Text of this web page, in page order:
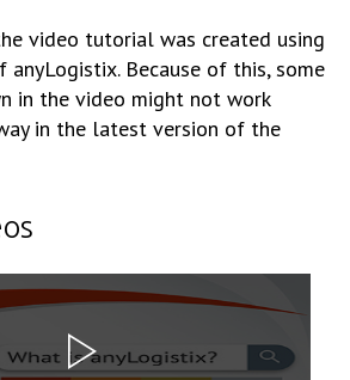
video tutorial was created using
Because of this, some
in the video might not work
in the latest version of the